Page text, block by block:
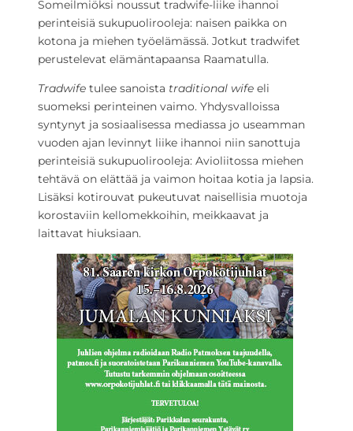
Someilmiöksi noussut tradwife-liike ihannoi
perinteisiä sukupuolirooleja: naisen paikka on
kotona ja miehen työelämässä. Jotkut tradwifet
perustelevat elämäntapaansa Raamatulla.
Tradwife tulee sanoista traditional wife eli
suomeksi perinteinen vaimo. Yhdysvalloissa
syntynyt ja sosiaalisessa mediassa jo useamman
vuoden ajan levinnyt liike ihannoi niin sanottuja
perinteisiä sukupuolirooleja: Avioliitossa miehen
tehtävä on elättää ja vaimon hoitaa kotia ja lapsia.
Lisäksi kotirouvat pukeutuvat naisellisia muotoja
korostaviin kellomekkoihin, meikkaavat ja
laittavat hiuksiaan.